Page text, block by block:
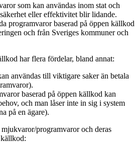
som kan användas inom stat och
eller effektivitet blir lidande.
programvaror baserad på öppen källkod
och från Sveriges kommuner och
har flera fördelar, bland annat:
användas till viktigare saker än betala
baserad på öppen källkod kan
och man låser inte in sig i system
på en ägare).
mjukvaror/programvaror och deras